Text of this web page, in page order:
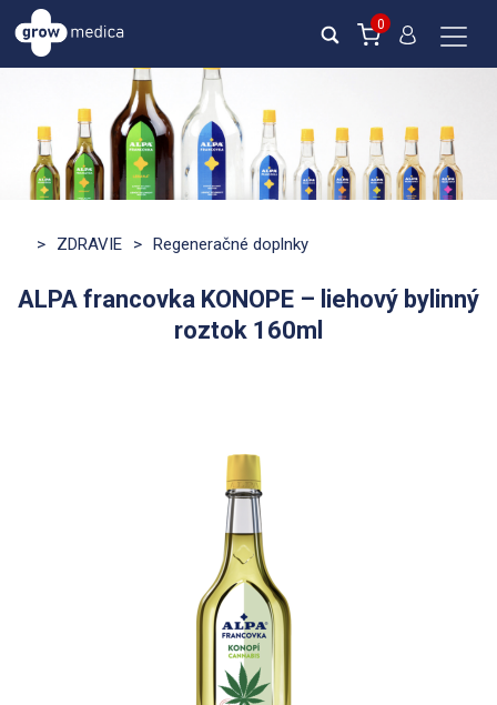
0
> ZDRAVIE > Regeneračné doplnky
ALPA francovka KONOPE – liehový bylinný
roztok 160ml